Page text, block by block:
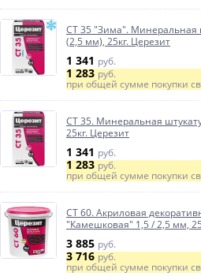
CT 35 "Зима". Минеральная
(2,5 мм), 25кг. Церезит
1 341 руб.
1 283руб.
при общей сумме покупки
CT 35. Минеральная
25кг. Церезит
1 341 руб.
1 283руб.
при общей сумме покупки
CT 60. Акриловая
"Камешковая" 1,5 / 2,5 мм,
3 885 руб.
3 716руб.
при общей сумме покупки